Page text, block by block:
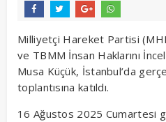
Milliyetçi Hareket Partisi
ve TBMM İnsan Haklarını
Musa Küçük, İstanbul’da
toplantısına katıldı.
16 Ağustos 2025 Cumartesi